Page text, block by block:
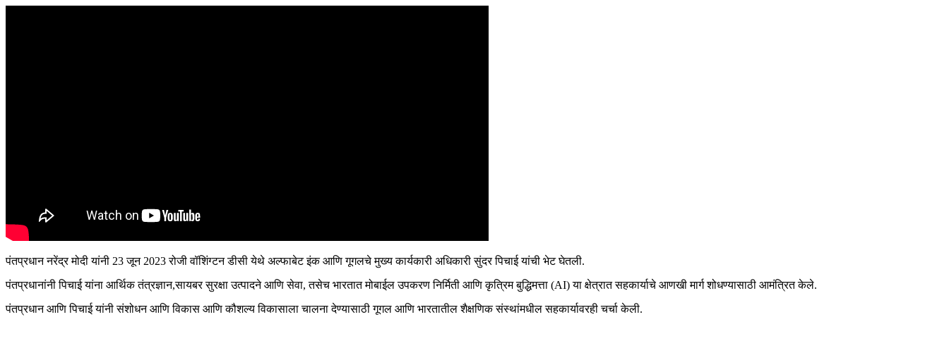
पंतप्रधान नरेंद्र मोदी यांनी 23 जून 2023 रोजी वॉशिंग्टन डीसी येथे अल्फाबेट इंक आणि गूगलचे मुख्य कार्यकारी अधिकारी सुंदर पिचाई यांची भेट घेतली.
पंतप्रधानांनी पिचाई यांना आर्थिक तंत्रज्ञान,सायबर सुरक्षा उत्पादने आणि सेवा, तसेच भारतात मोबाईल उपकरण निर्मिती आणि कृत्रिम बुद्धिमत्ता (AI) या क्षेत्रात सहकार्याचे आणखी मार्ग शोधण्यासाठी आमंत्रित केले.
पंतप्रधान आणि पिचाई यांनी संशोधन आणि विकास आणि कौशल्य विकासाला चालना देण्यासाठी गूगल आणि भारतातील शैक्षणिक संस्थांमधील सहकार्यावरही चर्चा केली.